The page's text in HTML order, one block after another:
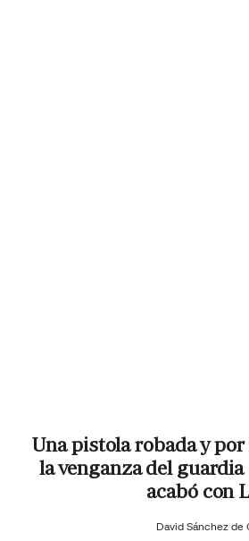
Una pistola robada y
la venganza del
acabó con
David Sánchez de